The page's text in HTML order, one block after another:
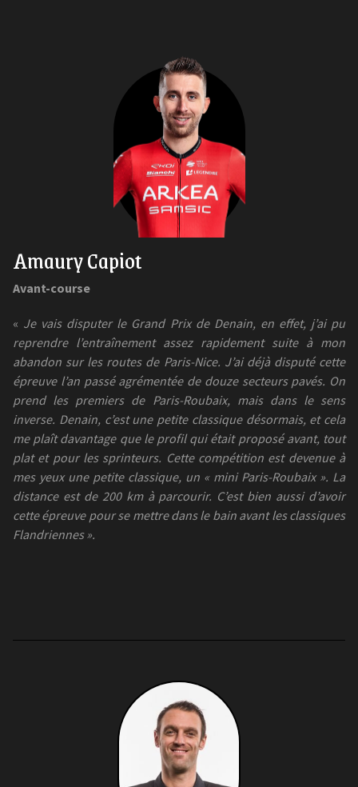
Amaury Capiot
Avant-course
« Je vais disputer le Grand Prix de Denain, en effet, j’ai pu
reprendre l’entraînement assez rapidement suite à mon
abandon sur les routes de Paris-Nice. J’ai déjà disputé cette
épreuve l’an passé agrémentée de douze secteurs pavés. On
prend les premiers de Paris-Roubaix, mais dans le sens
inverse. Denain, c’est une petite classique désormais, et cela
me plaît davantage que le profil qui était proposé avant, tout
plat et pour les sprinteurs. Cette compétition est devenue à
mes yeux une petite classique, un « mini Paris-Roubaix ». La
distance est de 200 km à parcourir. C’est bien aussi d’avoir
cette épreuve pour se mettre dans le bain avant les classiques
Flandriennes ».